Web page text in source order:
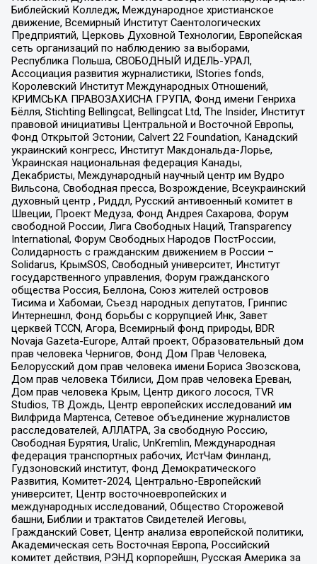
Библейский Колледж, Международное христианское
движение, Всемирный Институт Саентологических
Предприятий, Церковь Духовной Технологии, Европейская
сеть организаций по наблюдению за выборами,
Республика Польша, СВОБОДНЫЙ ИДЕЛЬ-УРАЛ,
Ассоциация развития журналистики, IStories fonds,
Королевский Институт Международных Отношений,
КРИМСЬКА ПРАВОЗАХИСНА ГРУПА, Фонд имени Генриха
Бёлля, Stichting Bellingcat, Bellingcat Ltd, The Insider, Институт
правовой инициативы Центральной и Восточной Европы,
Фонд Открытой Эстонии, Calvert 22 Foundation, Канадский
украинский конгресс, Институт Макдональда-Лорье,
Украинская национальная федерация Канады,
Декабристы, Международный научный центр им Вудро
Вильсона, Свободная пресса, Возрождение, Всеукраинский
духовный центр , Риддл, Русский антивоенный комитет в
Швеции, Проект Медуза, Фонд Андрея Сахарова, Форум
свободной России, Лига Свободных Наций, Transparеncy
International, Форум Свободных Народов ПостРоссии,
Солидарность с гражданским движением в России –
Solidarus, КрымSOS, Свободный университет, Институт
государственного управления, Форум гражданского
общества Россия, Беллона, Союз жителей островов
Тисима и Хабомаи, Съезд народных депутатов, Гринпис
Интернешнл, Фонд борьбы с коррупцией Инк, Завет
церквей TCCN, Агора, Всемирный фонд природы, BDR
Novaja Gazeta-Europe, Алтай проект, Образовательный дом
прав человека Чернигов, Фонд Дом Прав Человека,
Белорусский дом прав человека имени Бориса Звозскова,
Дом прав человека Тбилиси, Дом прав человека Ереван,
Дом прав человека Крым, Центр дикого лосося, TVR
Studios, ТВ Дождь, Центр европейских исследований им
Вилфрида Мартенса, Сетевое объединение журналистов
расследователей, АЛЛАТРА, За свободную Россию,
Свободная Бурятия, Uralic, UnKremlin, Международная
федерация транспортных рабочих, ИстЧам Финланд,
Гудзоновский институт, Фонд Демократического
Развития, Комитет-2024, Центрально-Европейский
университет, Центр восточноевропейских и
международных исследований, Общество Сторожевой
башни, Библии и трактатов Свидетелей Иеговы,
Гражданский Совет, Центр анализа европейской политики,
Академическая сеть Восточная Европа, Российский
комитет действия, РЭНД корпорейшн, Русская Америка за